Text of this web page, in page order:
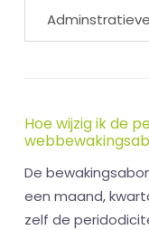
Hoe wijzig ik de
De
een maand,
zelf de